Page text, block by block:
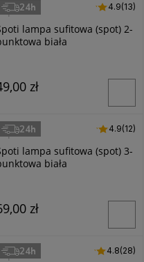
Superled
lampa sufitowa (spot) 2-
biała
4.9 (13)
4.9(13)
zł
24h
Superled
lampa sufitowa (spot) 3-
biała
4.9 (12)
4.9(12)
zł
24h
Superled
4.8 (28)
4.8(28)
24h